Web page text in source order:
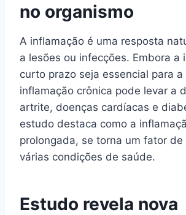
no organismo
A inflamação é uma resposta
a lesões ou infecções. Embora a
curto prazo seja essencial para a
inflamação crônica pode levar a
artrite, doenças cardíacas e
estudo destaca como a
prolongada, se torna um fator de
várias condições de saúde.
Estudo revela nova